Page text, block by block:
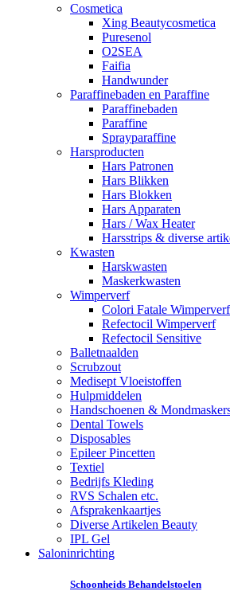
Cosmetica
Xing Beautycosmetica
Puresenol
O2SEA
Faifia
Handwunder
Paraffinebaden en Paraffine
Paraffinebaden
Paraffine
Sprayparaffine
Harsproducten
Hars Patronen
Hars Blikken
Hars Blokken
Hars Apparaten
Hars / Wax Heater
Harsstrips & diverse
Kwasten
Harskwasten
Maskerkwasten
Wimperverf
Colori Fatale Wimperverf
Refectocil Wimperverf
Refectocil Sensitive
Balletnaalden
Scrubzout
Medisept Vloeistoffen
Hulpmiddelen
Handschoenen &
Dental Towels
Disposables
Epileer Pincetten
Textiel
Bedrijfs Kleding
RVS Schalen etc.
Afsprakenkaartjes
Diverse Artikelen Beauty
IPL Gel
Saloninrichting
Schoonheids Behandelstoelen